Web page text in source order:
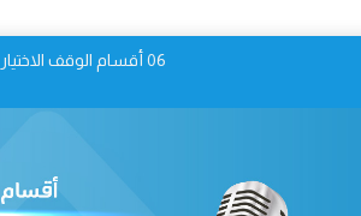
06 أقسام الوقف الاختياري